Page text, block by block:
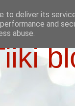
to deliver its
and
abuse.